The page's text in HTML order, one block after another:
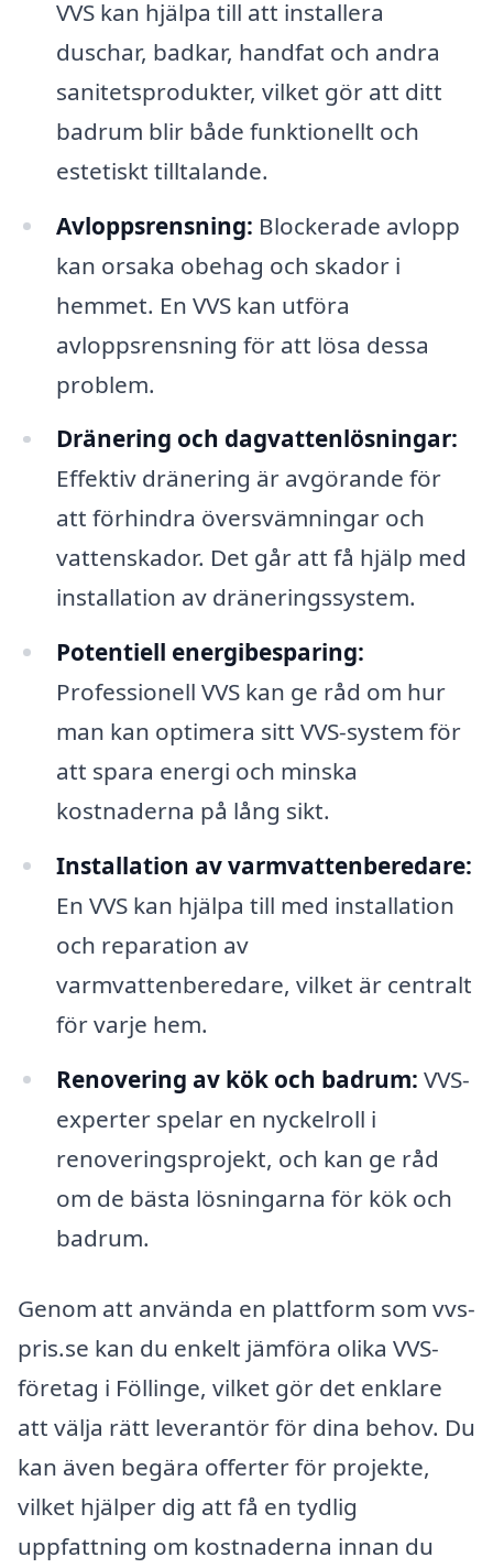
VVS kan hjälpa till att installera
duschar, badkar, handfat och andra
sanitetsprodukter, vilket gör att ditt
badrum blir både funktionellt och
estetiskt tilltalande.
Avloppsrensning: Blockerade avlopp
kan orsaka obehag och skador i
hemmet. En VVS kan utföra
avloppsrensning för att lösa dessa
problem.
Dränering och dagvattenlösningar:
Effektiv dränering är avgörande för
att förhindra översvämningar och
vattenskador. Det går att få hjälp med
installation av dräneringssystem.
Potentiell energibesparing:
Professionell VVS kan ge råd om hur
man kan optimera sitt VVS-system för
att spara energi och minska
kostnaderna på lång sikt.
Installation av varmvattenberedare:
En VVS kan hjälpa till med installation
och reparation av
varmvattenberedare, vilket är centralt
för varje hem.
Renovering av kök och badrum: VVS-
experter spelar en nyckelroll i
renoveringsprojekt, och kan ge råd
om de bästa lösningarna för kök och
badrum.
Genom att använda en plattform som vvs-
pris.se kan du enkelt jämföra olika VVS-
företag i Föllinge, vilket gör det enklare
att välja rätt leverantör för dina behov. Du
kan även begära offerter för projekte,
vilket hjälper dig att få en tydlig
uppfattning om kostnaderna innan du